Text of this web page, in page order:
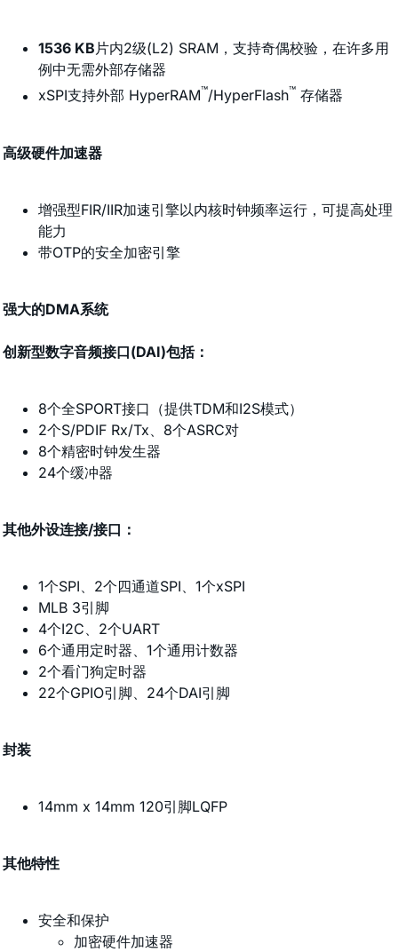
1536 KB片内2级(L2) SRAM，支持奇偶校验，在许多用
例中无需外部存储器
xSPI支持外部 HyperRAM™/HyperFlash™ 存储器
高级硬件加速器
增强型FIR/IIR加速引擎以内核时钟频率运行，可提高处理
能力
带OTP的安全加密引擎
强大的DMA系统
创新型数字音频接口(DAI)包括：
8个全SPORT接口（提供TDM和I2S模式）
2个S/PDIF Rx/Tx、8个ASRC对
8个精密时钟发生器
24个缓冲器
其他外设连接/接口：
1个SPI、2个四通道SPI、1个xSPI
MLB 3引脚
4个I2C、2个UART
6个通用定时器、1个通用计数器
2个看门狗定时器
22个GPIO引脚、24个DAI引脚
封装
14mm x 14mm 120引脚LQFP
其他特性
安全和保护
加密硬件加速器